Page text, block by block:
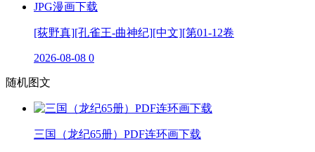
[荻野真][孔雀王-曲神纪][中文][第01-12卷
2026-08-08 0
随机图文
三国（龙纪65册）PDF连环画下载